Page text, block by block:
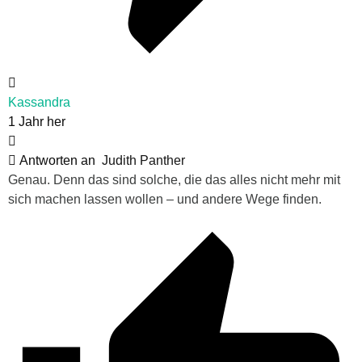
Kassandra
1 Jahr her
Antworten an Judith Panther
Genau. Denn das sind solche, die das alles nicht mehr mit
sich machen lassen wollen – und andere Wege finden.